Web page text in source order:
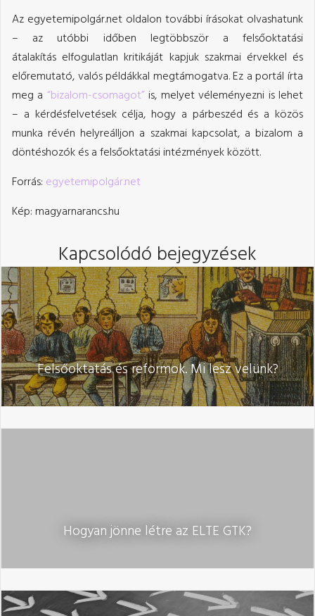
Az egyetemipolgár.net oldalon további írásokat olvashatunk
– az utóbbi időben legtöbbször a felsőoktatási
átalakítás elfogulatlan kritikáját kapjuk szakmai érvekkel és
előremutató, valós példákkal megtámogatva. Ez a portál írta
meg a “bizalom-csomagot”is, melyet véleményezni is lehet
– a kérdésfelvetések célja, hogy a párbeszéd és a közös
munka révén helyreálljon a szakmai kapcsolat, a bizalom a
döntéshozók és a felsőoktatási intézmények között.
Forrás: egyetemipolgár.net
Kép: magyarnarancs.hu
Kapcsolódó bejegyzések
Felsőoktatás és reformok. Mi lesz velünk?
Hogyan jönne létre az ELTE GTK?